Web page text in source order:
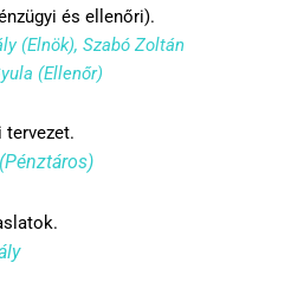
és ellenőri).
(Elnök), Szabó Zoltán
(Ellenőr)
tervezet.